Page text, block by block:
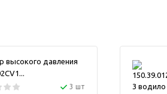
высокого давления
3 шт